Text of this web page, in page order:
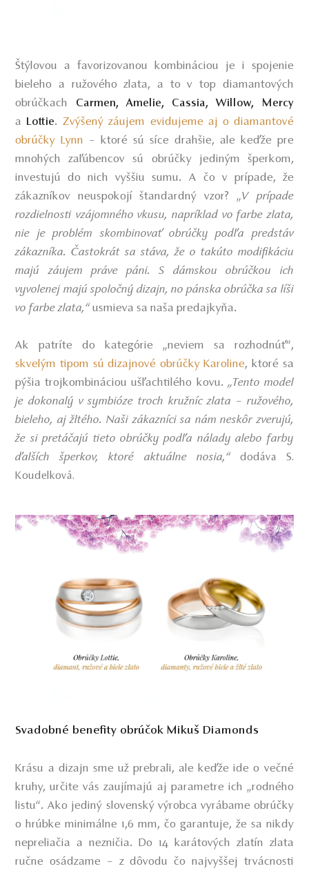
Štýlovou a favorizovanou kombináciou je i spojenie
bieleho a ružového zlata, a to v top diamantových
obrúčkach
Carmen, Amelie, Cassia, Willow, Mercy
a Lottie.Zvýšený záujem evidujeme aj o diamantové
obrúčky Lynn – ktoré sú síce drahšie, ale keďže pre
mnohých zaľúbencov sú obrúčky jediným šperkom,
investujú do nich vyššiu sumu. A čo v prípade, že
zákazníkov neuspokojí štandardný vzor? „V prípade
rozdielnosti vzájomného vkusu, napríklad vo farbe zlata,
nie je problém skombinovať obrúčky podľa predstáv
zákazníka. Častokrát sa stáva, že o takúto modifikáciu
majú záujem práve páni. S dámskou obrúčkou ich
vyvolenej majú spoločný dizajn, no pánska obrúčka sa líši
vo farbe zlata,“ usmieva sa naša predajkyňa.
Ak patríte do kategórie „neviem sa rozhodnúť“,
skvelým tipom sú dizajnové obrúčky Karoline, ktoré sa
pýšia trojkombináciou ušľachtilého kovu. „Tento model
je dokonalý v symbióze troch kružníc zlata – ružového,
bieleho, aj žltého. Naši zákazníci sa nám neskôr zverujú,
že si pretáčajú tieto obrúčky podľa nálady alebo farby
ďalších šperkov, ktoré aktuálne nosia,“
dodáva S.
Koudelková.
Svadobné benefity obrúčok Mikuš Diamonds
Krásu a dizajn sme už prebrali, ale keďže ide o večné
kruhy, určite vás zaujímajú aj parametre ich „rodného
listu“. Ako jediný slovenský výrobca vyrábame obrúčky
o hrúbke minimálne 1,6 mm, čo garantuje, že sa nikdy
nepreliačia a nezničia. Do 14 karátových zlatín zlata
ručne osádzame – z dôvodu čo najvyššej trvácnosti